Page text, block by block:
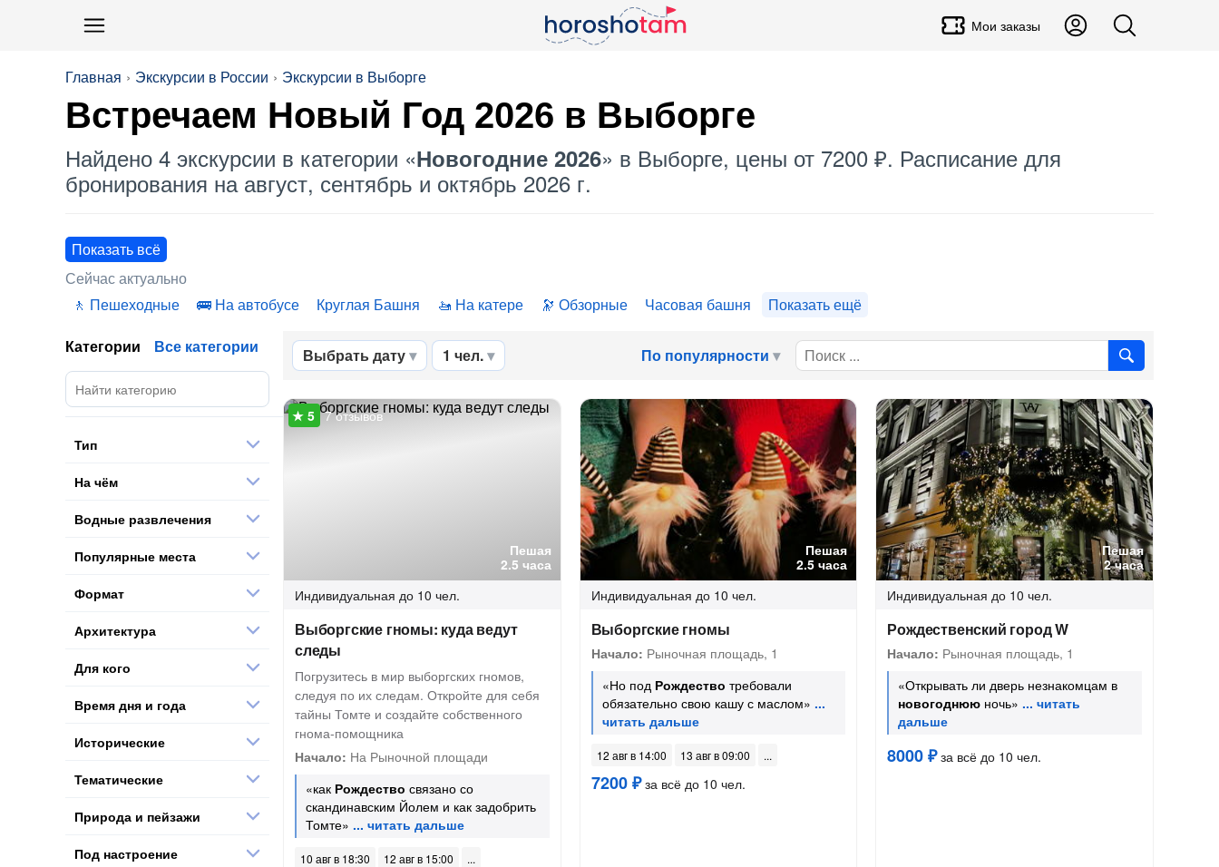
Мои заказы
Главная Экскурсии в России Экскурсии в Выборге
Встречаем Новый Год 2026 в Выборге
Найдено 4 экскурсии в категории «Новогодние 2026» в Выборге, цены от 7200 ₽. Расписание для
бронирования на август, сентябрь и октябрь 2026 г.
Показать всё
Сейчас актуально
Пешеходные
На автобусе Круглая Башня На катере Обзорные Часовая башня Показать ещё
Выбрать дату 1 чел. По популярности
Пешая
2.5 часа
7 отзывов
Индивидуальная до 10 чел.
Выборгские гномы: куда ведут
следы
Погрузитесь в мир выборгских гномов,
следуя по их следам. Откройте для себя
тайны Томте и создайте собственного
гнома-помощника
Начало: На Рыночной площади
«как Рождество связано со
скандинавским Йолем и как задобрить
Томте»
10 авг в 18:30
12 авг в 15:00
Пешая
2.5 часа
Индивидуальная до 10 чел.
Выборгские гномы
Начало: Рыночная площадь, 1
«Но под Рождество требовали
обязательно свою кашу с маслом»
12 авг в 14:00 13 авг в 09:00
7200 ₽за всё до 10 чел.
Пешая
2 часа
Индивидуальная до 10 чел.
Рождественский город W
Начало: Рыночная площадь, 1
«Открывать ли дверь незнакомцам в
новогоднюю ночь»
8000 ₽за всё до 10 чел.
Категории Все категории
Тип
На чём
Водные развлечения
Популярные места
Формат
Архитектура
Для кого
Время дня и года
Исторические
Тематические
Природа и пейзажи
Под настроение